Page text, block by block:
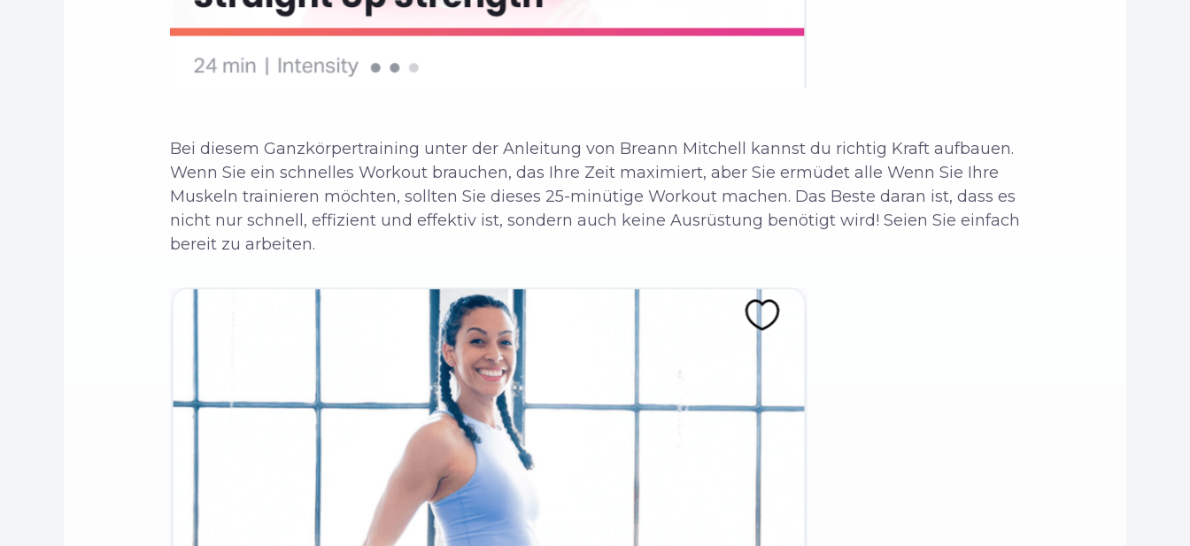
Bei diesem Ganzkörpertraining unter der Anleitung von Breann Mitchell kannst du richtig Kraft aufbauen.
Wenn Sie ein schnelles Workout brauchen, das Ihre Zeit maximiert, aber Sie ermüdet alle Wenn Sie Ihre
Muskeln trainieren möchten, sollten Sie dieses 25-minütige Workout machen. Das Beste daran ist, dass es
nicht nur schnell, effizient und effektiv ist, sondern auch keine Ausrüstung benötigt wird! Seien Sie einfach
bereit zu arbeiten.